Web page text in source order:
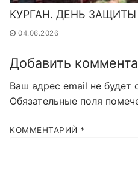
КУРГАН. ДЕНЬ ЗАЩИТЫ
04.06.2026
Добавить
Ваш адрес email не будет
Обязательные поля
КОММЕНТАРИЙ *